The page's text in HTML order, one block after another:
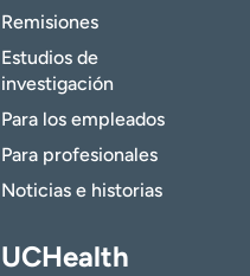
Remisiones
Estudios de
investigación
Para los empleados
Para profesionales
Noticias e historias
UCHealth